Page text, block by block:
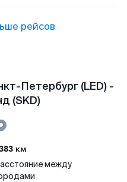
рейсов
Петербург (LED) -
(SKD)
км
между